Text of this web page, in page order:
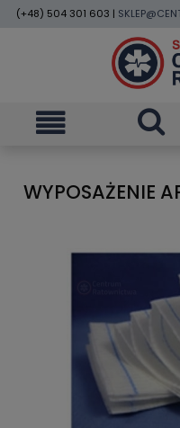
(+48) 504 301 603 |
WYPOSAŻENIE